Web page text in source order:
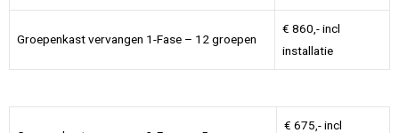
Groepenkast vervangen 1-Fase – 12 groepen
€ 860,- incl
installatie
€ 675,- incl